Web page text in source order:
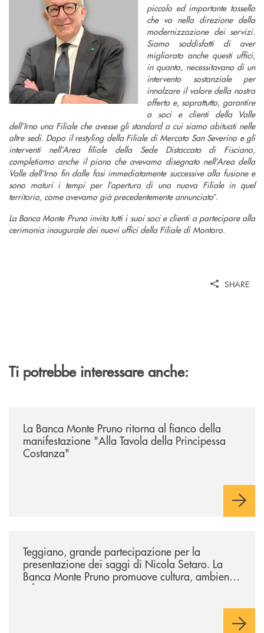
piccolo ed importante tassello
che va nella direzione della
modernizzazione dei servizi.
Siamo soddisfatti di aver
migliorato anche questi uffici,
in quanto, necessitavano di un
intervento sostanziale per
innalzare il valore della nostra
offerta e, soprattutto, garantire
a soci e clienti della Valle
dell’Irno una Filiale che avesse gli standard a cui siamo abituati nelle
altre sedi. Dopo il restyling della Filiale di Mercato San Severino e gli
interventi nell’Area filiale della Sede Distaccata di Fisciano,
completiamo anche il piano che avevamo disegnato nell’Area della
Valle dell’Irno fin dalle fasi immediatamente successive alla fusione e
sono maturi i tempi per l’apertura di una nuova Filiale in quel
territorio, come avevamo già precedentemente annunciato”.
La Banca Monte Pruno invita tutti i suoi soci e clienti a partecipare alla
cerimonia inaugurale dei nuovi uffici della Filiale di Montoro.
SHARE
Ti potrebbe interessare anche:
La Banca Monte Pruno ritorna al fianco della
manifestazione "Alla Tavola della Principessa
Costanza"
Teggiano, grande partecipazione per la
presentazione dei saggi di Nicola Setaro. La
Banca Monte Pruno promuove cultura, ambiente
e futuro